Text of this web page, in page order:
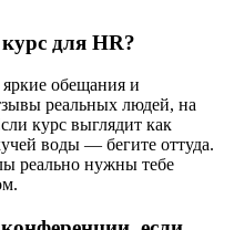
для HR?
обещания и
реальных людей, на
курс выглядит как
воды — бегите оттуда.
реально нужны тебе